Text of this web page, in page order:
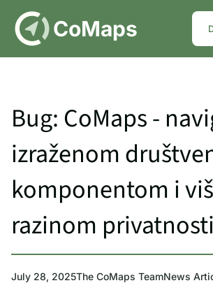
DE CoMaps
Bug: CoMaps -
izraženom
komponentom i
razinom privatnosti
July 28, 2025The CoMaps TeamNews